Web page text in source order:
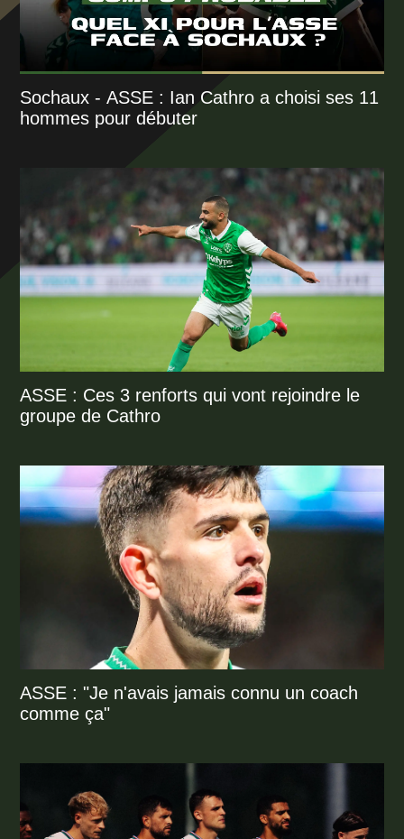
Sochaux - ASSE : Ian Cathro a choisi ses 11
hommes pour débuter
ASSE : Ces 3 renforts qui vont rejoindre le
groupe de Cathro
ASSE : "Je n'avais jamais connu un coach
comme ça"